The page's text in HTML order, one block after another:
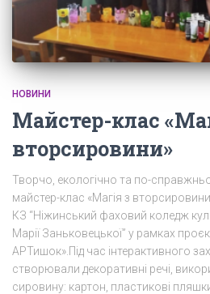
НОВИНИ
Майстер-клас
вторсировини»
Творчо, екологічно та по-
майстер-клас «Магія з
КЗ “Ніжинський фаховий коледж
Марії Заньковецької” у рамках
АРТишок».Під час інтерактивного
створювали декоративні речі,
сировину: картон, пластикові